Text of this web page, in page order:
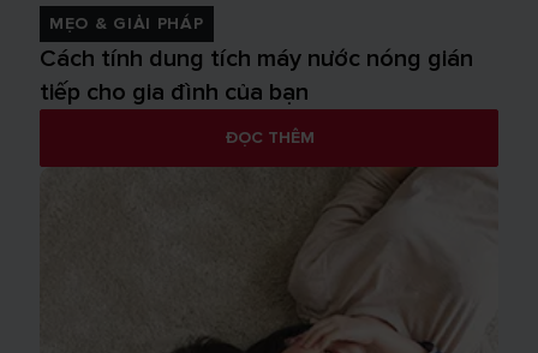
MẸO & GIẢI PHÁP
Cách tính dung tích máy nước nóng gián
tiếp cho gia đình của bạn
ĐỌC THÊM